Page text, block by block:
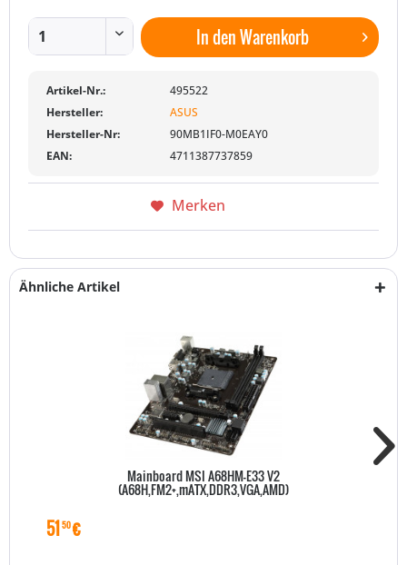
In denWarenkorb
Artikel-Nr.:
495522
Hersteller:
ASUS
Hersteller-Nr:
90MB1IF0-M0EAY0
EAN:
4711387737859
Merken
Ähnliche Artikel
Mainboard MSI A68HM-E33 V2
(A68H,FM2+,mATX,DDR3,VGA,AMD)
51 50€